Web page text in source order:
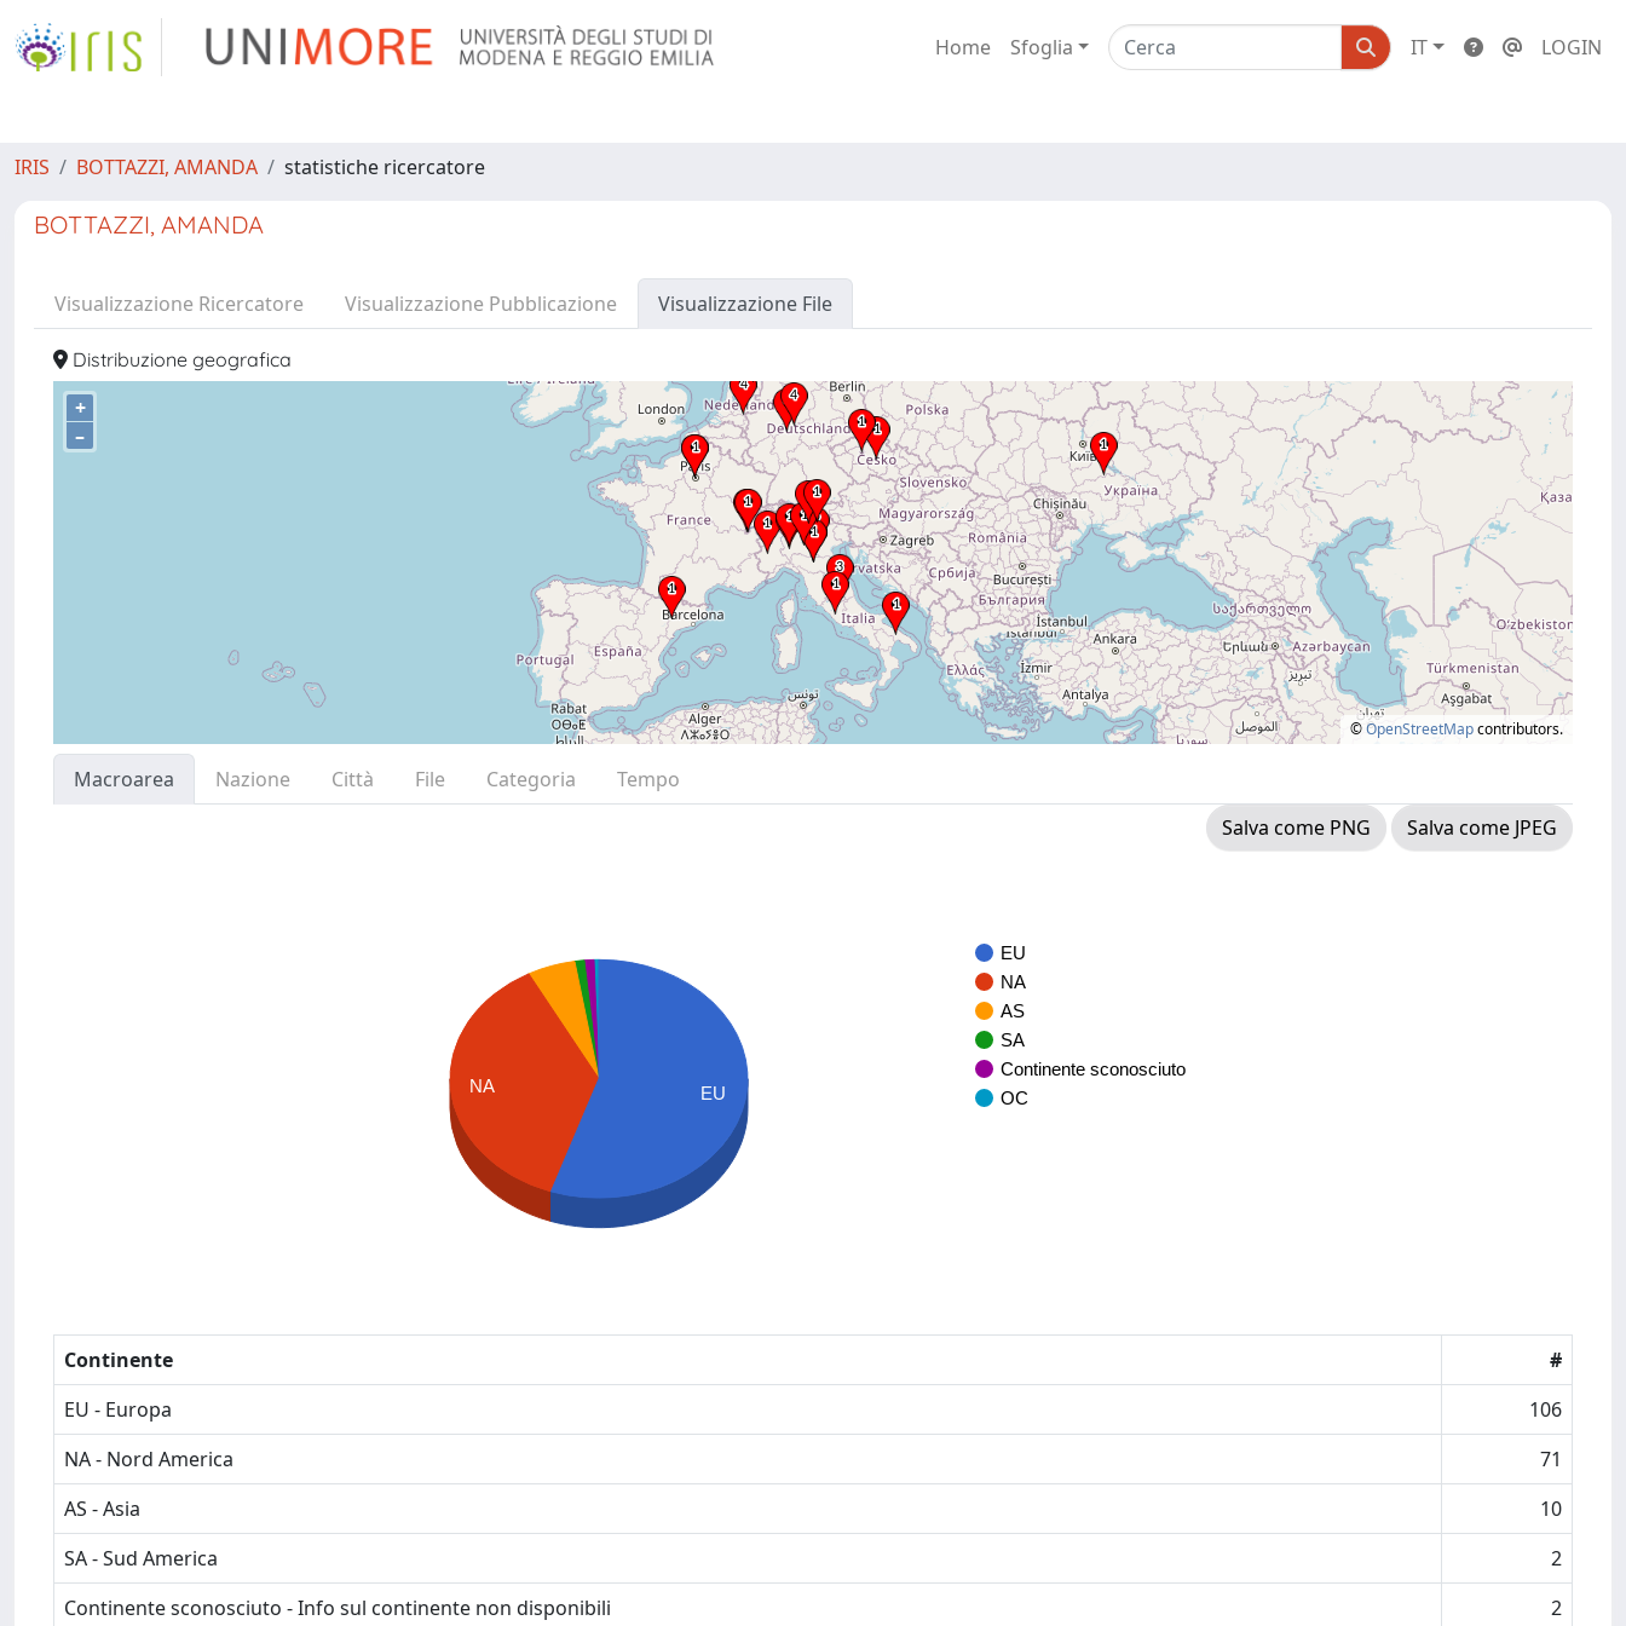
Home Sfoglia IT LOGIN
IRIS BOTTAZZI, AMANDA statistiche ricercatore
BOTTAZZI, AMANDA
Visualizzazione Ricercatore Visualizzazione Pubblicazione Visualizzazione File
Distribuzione geografica
+
–
©OpenStreetMapcontributors.
Macroarea Nazione Città File Categoria
Tempo
Salva come PNG
Salva come JPEG
EU
NA
AS
SA
Continente sconosciuto
OC
NA EU
Continente
#
EU - Europa
106
NA - Nord America
71
AS - Asia
10
SA - Sud America
2
Continente sconosciuto - Info sul continente non disponibili
2